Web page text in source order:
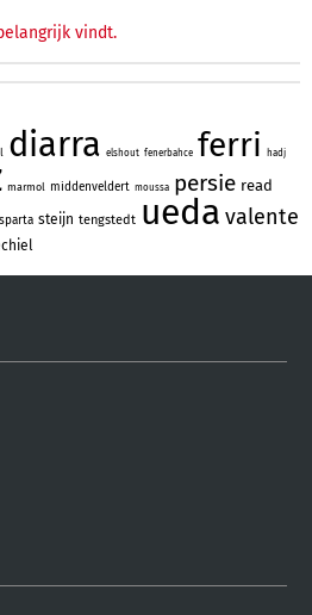
vindt.
diarra elshout fenerbahce ferri hadj
marmol middenveldert moussa persie read
sparta steijn tengstedt ueda valente